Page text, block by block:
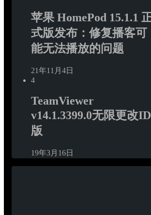
苹果 HomePod 15.1.1
式版发布：修复播客可
能无法播放的问题
21年11月4日
4
TeamViewer
v14.1.3399.0无限更改ID
版
19年3月16日